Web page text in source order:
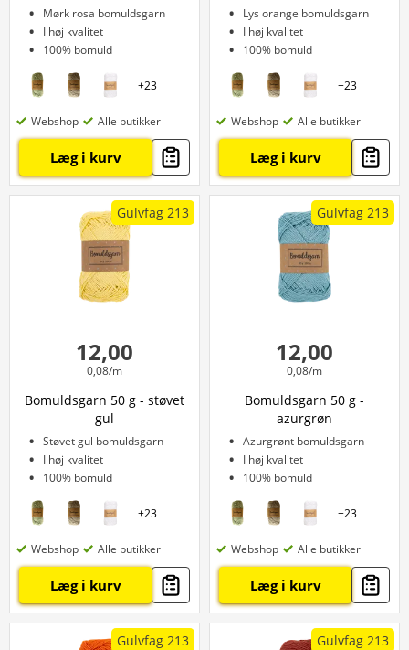
Mørk rosa bomuldsgarn
I høj kvalitet
100% bomuld
+23
Webshop Alle butikker
Læg i kurv
Lys orange bomuldsgarn
I høj kvalitet
100% bomuld
+23
Webshop Alle butikker
Læg i kurv
Gulvfag 213
12,00
0,08/m
Bomuldsgarn 50 g - støvet
gul
Støvet gul bomuldsgarn
I høj kvalitet
100% bomuld
+23
Webshop Alle butikker
Læg i kurv
Gulvfag 213
12,00
0,08/m
Bomuldsgarn 50 g -
azurgrøn
Azurgrønt bomuldsgarn
I høj kvalitet
100% bomuld
+23
Webshop Alle butikker
Læg i kurv
Gulvfag 213 Gulvfag 213